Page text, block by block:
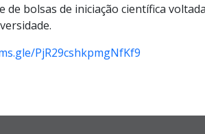
bolsas de iniciação científica
PjR29cshkpmgNfKf9